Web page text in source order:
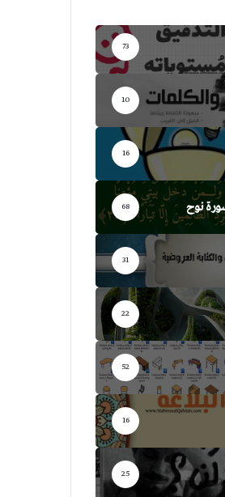
73
10
16
نوح 68
31
22
52
16
25